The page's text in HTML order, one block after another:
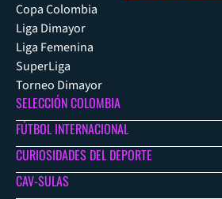
Copa Colombia
Liga Dimayor
Liga Femenina
SuperLiga
Torneo Dimayor
SELECCIÓN COLOMBIA
FÚTBOL INTERNACIONAL
CURIOSIDADES DEL DEPORTE
CAV-SULAS